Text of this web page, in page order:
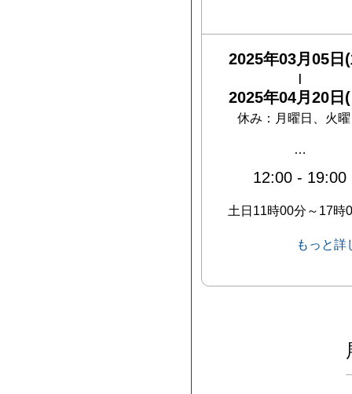
2025年03月05日
2025年04月20日
休み： 月曜日、火
…
12:00 - 19:00
土日11時00分～17時
もっと詳